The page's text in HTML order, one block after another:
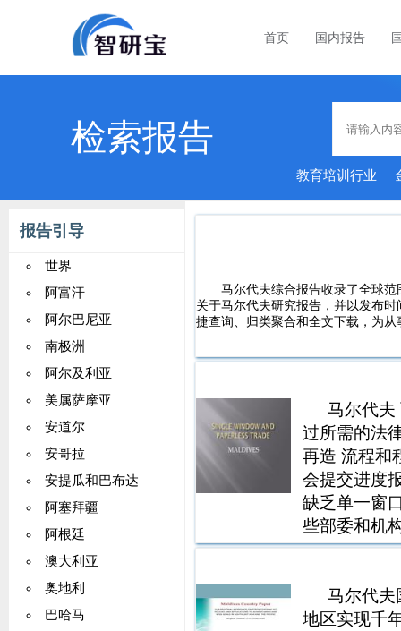
首页 国内报告
检索报告
教育培训行业
经济
报告引导
世界
阿富汗
阿尔巴尼亚
南极洲
阿尔及利亚
美属萨摩亚
安道尔
安哥拉
安提瓜和巴布达
阿塞拜疆
阿根廷
澳大利亚
奥地利
巴哈马
马尔代夫综合报告收录了全球
关于马尔代夫研究报告，并以发布
捷查询、归类聚合和全文下载，为
马尔代夫
过所需的法
再造 流程和
会提交进度
缺乏单一窗
些部委和机
设施 6. 一些
马尔代夫
地区实现千